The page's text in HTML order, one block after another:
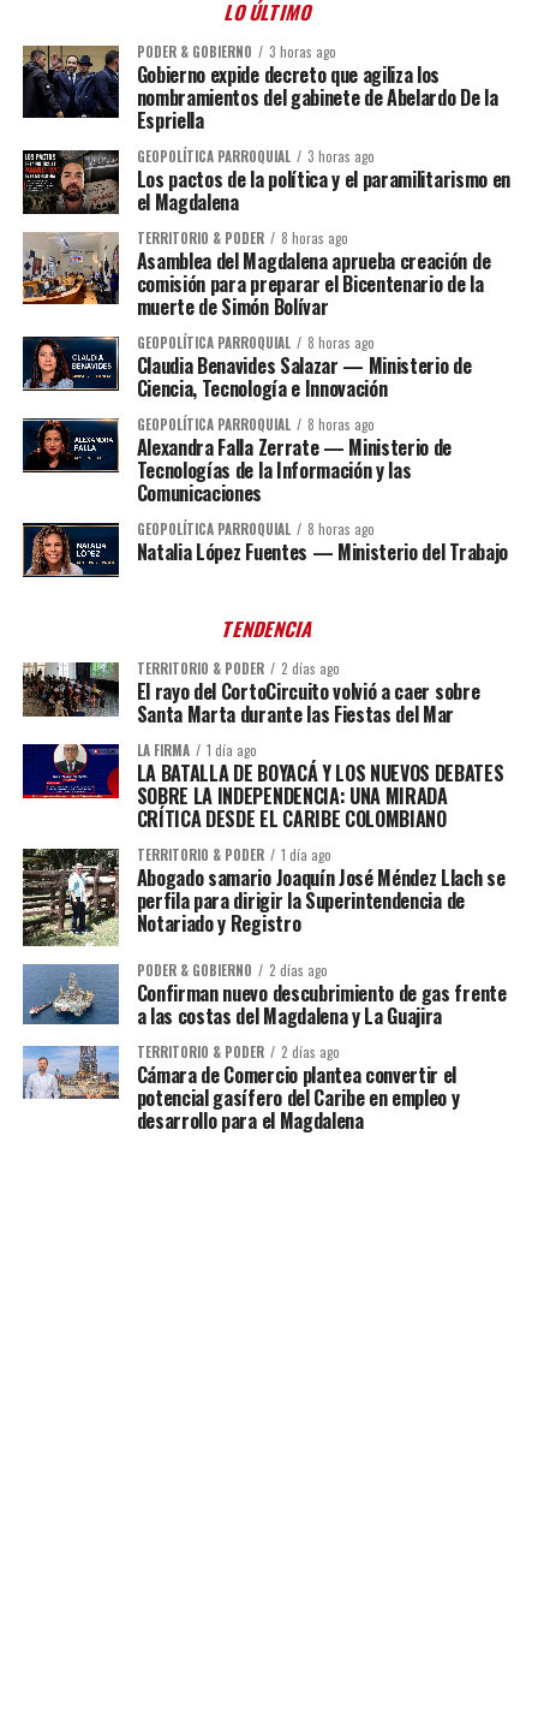
LO ÚLTIMO
PODER & GOBIERNO 3 horas ago
Gobierno expide decreto que agiliza los
nombramientos del gabinete de Abelardo De la
Espriella
GEOPOLÍTICA PARROQUIAL 3 horas ago
Los pactos de la política y el paramilitarismo en
el Magdalena
TERRITORIO & PODER 8 horas ago
Asamblea del Magdalena aprueba creación de
comisión para preparar el Bicentenario de la
muerte de Simón Bolívar
GEOPOLÍTICA PARROQUIAL 8 horas ago
Claudia Benavides Salazar — Ministerio de
Ciencia, Tecnología e Innovación
GEOPOLÍTICA PARROQUIAL 8 horas ago
Alexandra Falla Zerrate — Ministerio de
Tecnologías de la Información y las
Comunicaciones
GEOPOLÍTICA PARROQUIAL 8 horas ago
Natalia López Fuentes — Ministerio del Trabajo
TENDENCIA
TERRITORIO & PODER 2 días ago
El rayo del CortoCircuito volvió a caer sobre
Santa Marta durante las Fiestas del Mar
LA FIRMA 1 día ago
LA BATALLA DE BOYACÁ Y LOS NUEVOS DEBATES
SOBRE LA INDEPENDENCIA: UNA MIRADA
CRÍTICA DESDE EL CARIBE COLOMBIANO
TERRITORIO & PODER 1 día ago
Abogado samario Joaquín José Méndez Llach se
perfila para dirigir la Superintendencia de
Notariado y Registro
PODER & GOBIERNO 2 días ago
Confirman nuevo descubrimiento de gas frente
a las costas del Magdalena y La Guajira
TERRITORIO & PODER 2 días ago
Cámara de Comercio plantea convertir el
potencial gasífero del Caribe en empleo y
desarrollo para el Magdalena